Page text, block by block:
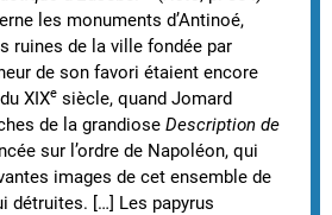
les monuments d’Antinoé,
ruines de la ville fondée par
de son favori étaient encore
XIXe siècle, quand Jomard
de la grandiose Description de
sur l’ordre de Napoléon, qui
images de cet ensemble de
détruites. […] Les papyrus